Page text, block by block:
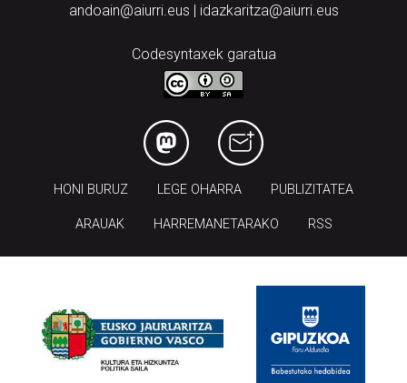
andoain@aiurri.eus | idazkaritza@aiurri.eus
Codesyntaxek garatua
HONI BURUZ LEGE OHARRA PUBLIZITATEA
ARAUAK HARREMANETARAKO RSS